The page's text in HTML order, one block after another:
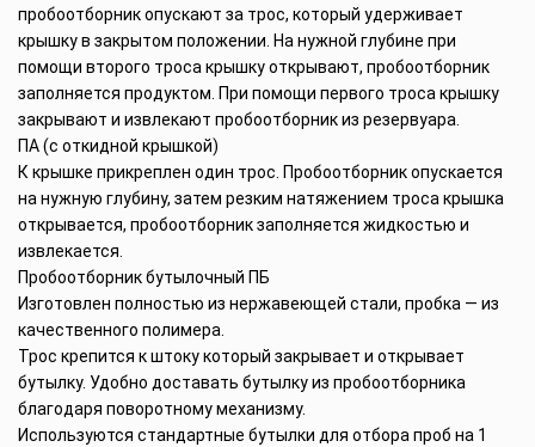
пробоотборник опускают за трос, который удерживает
крышку в закрытом положении. На нужной глубине при
помощи второго троса крышку открывают, пробоотборник
заполняется продуктом. При помощи первого троса крышку
закрывают и извлекают пробоотборник из резервуара.
ПА (с откидной крышкой)
К крышке прикреплен один трос. Пробоотборник опускается
на нужную глубину, затем резким натяжением троса крышка
открывается, пробоотборник заполняется жидкостью и
извлекается.
Пробоотборник бутылочный ПБ
Изготовлен полностью из нержавеющей стали, пробка — из
качественного полимера.
Трос крепится к штоку который закрывает и открывает
бутылку. Удобно доставать бутылку из пробоотборника
благодаря поворотному механизму.
Используются стандартные бутылки для отбора проб на 1